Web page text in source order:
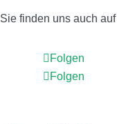
Sie finden uns auch auf
Folgen
Folgen